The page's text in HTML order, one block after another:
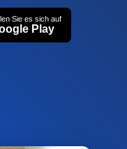
Sie es sich auf
Play